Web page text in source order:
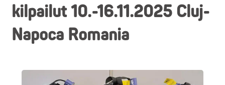
kilpailut 10.-16.11.2025 Cluj-
Napoca Romania